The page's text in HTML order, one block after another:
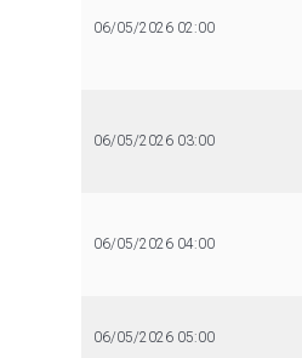
06/05/2026 02:00
06/05/2026 03:00
06/05/2026 04:00
06/05/2026 05:00